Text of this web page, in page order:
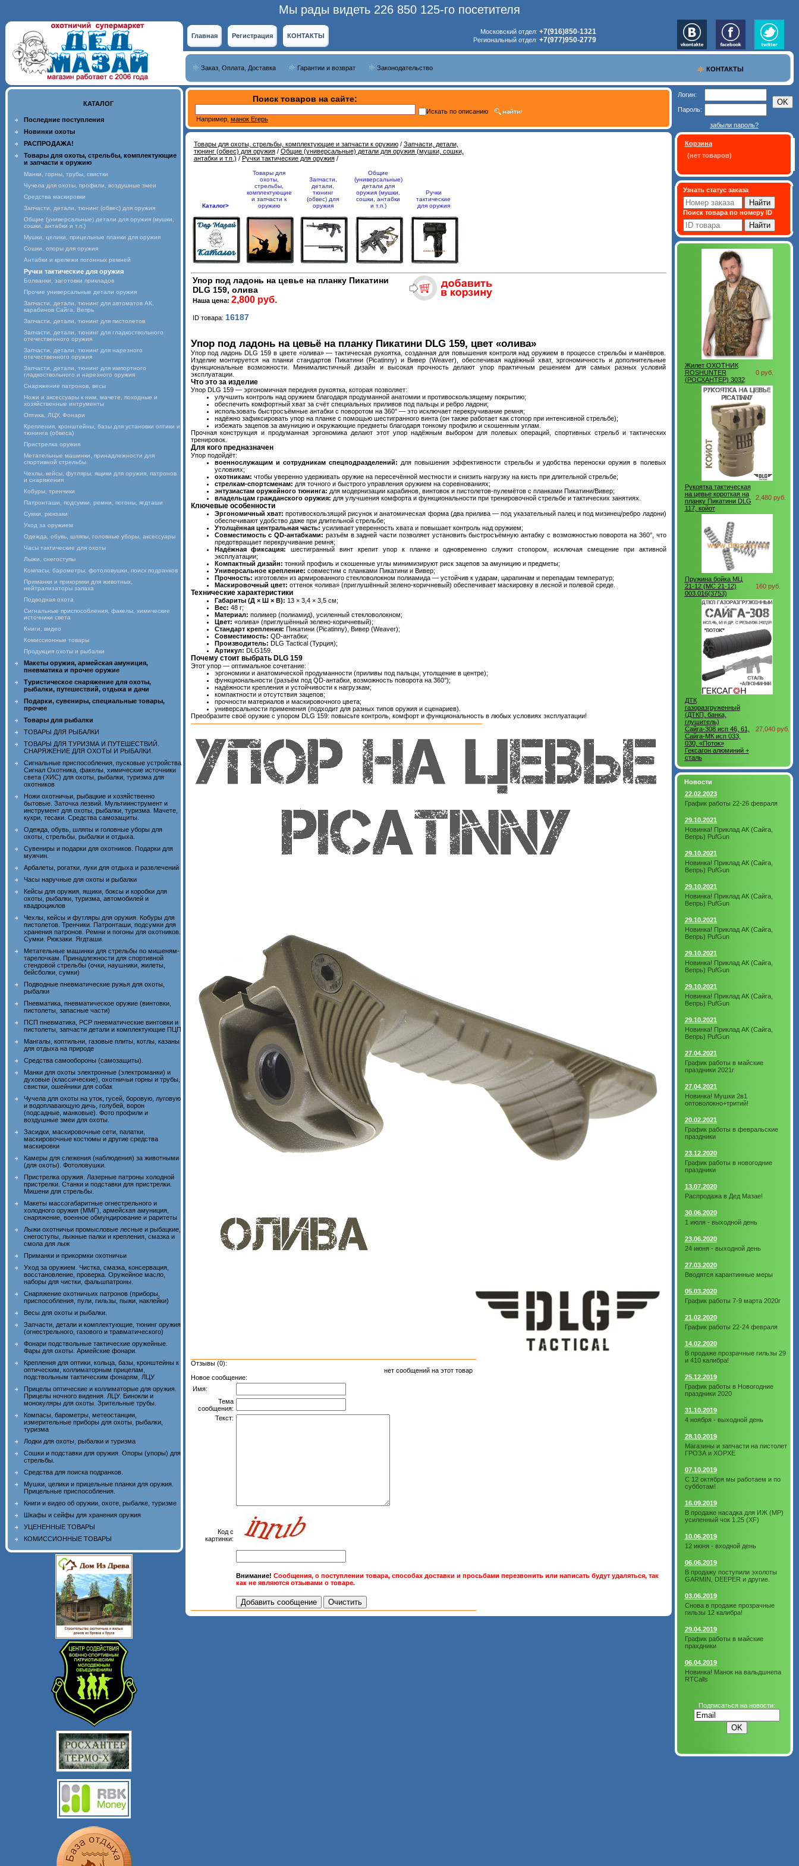
Мы рады видеть 226 850 125-го посетителя
Главная Регистрация КОНТАКТЫ
Московский отдел: +7(916)850-1321
Региональный отдел: +7(977)950-2779
КОНТАКТЫ
Заказ, Оплата, Доставка Гарантии и возврат Законодательство
КАТАЛОГ
Последние поступления
Новинки охоты
РАСПРОДАЖА!
Товары для охоты, стрельбы, комплектующие
и запчасти к оружию
Манки, горны, трубы, свистки
Чучела для охоты, профили, воздушные змеи
Средства маскировки
Запчасти, детали, тюнинг (обвес) для оружия
Общие (универсальные) детали для оружия (мушки,
сошки, антабки и т.п.)
Мушки, целики, прицельные планки для оружия
Сошки, опоры для оружия
Антабки и крепежи погонных ремней
Ручки тактические для оружия
Болванки, заготовки прикладов
Прочие универсальные детали оружия
Запчасти, детали, тюнинг для автоматов АК,
карабинов Сайга, Вепрь
Запчасти, детали, тюнинг для пистолетов
Запчасти, детали, тюнинг для гладкоствольного
отечественного оружия
Запчасти, детали, тюнинг для нарезного
отечественного оружия
Запчасти, детали, тюнинг для импортного
гладкоствольного и нарезного оружия
Снаряжение патронов, весы
Ножи и аксессуары к ним, мачете, походные и
хозяйственные интрументы
Оптика, ЛЦУ, Фонари
Крепления, кронштейны, базы для установки оптики и
тюнинга (обвеса)
Пристрелка оружия
Метательные машинки, принадлежности для
спортивной стрельбы
Чехлы, кейсы, футляры, ящики для оружия, патронов
и снаряжения
Кобуры, тренчики
Патронташи, подсумки, ремни, погоны, ягдташи
Сумки, рюкзаки
Уход за оружием
Одежда, обувь, шляпы, головные уборы, аксессуары
Часы тактические для охоты
Лыжи, снегоступы
Компасы, барометры, фотоловушки, поиск подранков
Приманки и прикормки для животных,
нейтрализаторы запаха
Подводная охота
Сигнальные приспособления, факелы, химические
источники света
Книги, видео
Комиссионные товары
Продукция охоты и рыбалки
Макеты оружия, армейская амуниция,
пневматика и прочее оружие
Туристическое снаряжение для охоты,
рыбалки, путешествий, отдыха и дачи
Подарки, сувениры, специальные товары,
прочее
Товары для рыбалки
ТОВАРЫ ДЛЯ РЫБАЛКИ
ТОВАРЫ ДЛЯ ТУРИЗМА И ПУТЕШЕСТВИЙ.
СНАРЯЖЕНИЕ ДЛЯ ОХОТЫ И РЫБАЛКИ.
Сигнальные приспособления, пусковые устройства
Сигнал Охотника, факелы, химические источники
света (ХИС) для охоты, рыбалки, туризма для
охотников
Ножи охотничьи, рыбацкие и хозяйственно
бытовые. Заточка лезвий. Мультиинструмент и
инструмент для охоты, рыбалки, туризма. Мачете,
кукри, тесаки. Средства самозащиты.
Одежда, обувь, шляпы и головные уборы для
охоты, стрельбы, рыбалки и отдыха.
Сувениры и подарки для охотников. Подарки для
мужчин.
Арбалеты, рогатки, луки для отдыха и развлечений
Часы наручные для охоты и рыбалки
Кейсы для оружия, ящики, боксы и коробки для
охоты, рыбалки, туризма, автомобилей и
квадроциклов
Чехлы, кейсы и футляры для оружия. Кобуры для
пистолетов. Тренчики. Патронташи, подсумки для
хранения патронов. Ремни и погоны для охотников.
Сумки. Рюкзаки. Ягдташи.
Метательные машинки для стрельбы по мишеням-
тарелочкам. Принадлежности для спортивной
стендовой стрельбы (очки, наушники, жилеты,
бейсболки, сумки)
Подводные пневматические ружья для охоты,
рыбалки
Пневматика, пневматическое оружие (винтовки,
пистолеты, запасные части)
ПСП пневматика, PCP пневматические винтовки и
пистолеты, запчасти детали и комплектующие ПЦП
Мангалы, коптильни, газовые плиты, котлы, казаны
для отдыха на природе
Средства самообороны (самозащиты).
Манки для охоты электронные (электроманки) и
духовые (классические), охотничьи горны и трубы,
свистки, ошейники для собак
Чучела для охоты на уток, гусей, боровую, луговую
и водоплавающую дичь, голубей, ворон
(подсадные, манковые). Фото профили и
воздушные змеи для охоты.
Засидки, маскировочные сети, палатки,
маскировочные костюмы и другие средства
маскировки
Камеры для слежения (наблюдения) за животными
(для охоты). Фотоловушки.
Пристрелка оружия. Лазерные патроны холодной
пристрелки. Станки и подставки для пристрелки.
Мишени для стрельбы.
Макеты массогабаритные огнестрельного и
холодного оружия (ММГ), армейская амуниция,
снаряжение, военное обмундирование и раритеты
Лыжи охотничьи промысловые лесные и рыбацкие,
снегоступы, лыжные палки и крепления, смазка и
смола для лыж
Приманки и прикормки охотничьи
Уход за оружием. Чистка, смазка, консервация,
восстановление, проверка. Оружейное масло,
наборы для чистки, фальшпатроны.
Снаряжение охотничьих патронов (приборы,
приспособления, пули, гильзы, пыжи, наклейки)
Весы для охоты и рыбалки.
Запчасти, детали и комплектующие, тюнинг оружия
(огнестрельного, газового и травматического)
Фонари подствольные тактические оружейные.
Фары для охоты. Армейские фонари.
Крепления для оптики, кольца, базы, кронштейны к
оптическим, коллиматорным прицелам,
подствольным тактическим фонарям, ЛЦУ
Прицелы оптические и коллиматорые для оружия.
Прицелы ночного видения. ЛЦУ. Бинокли и
монокуляры для охоты. Зрительные трубы.
Компасы, барометры, метеостанции,
измерительные приборы для охоты, рыбалки,
туризма
Лодки для охоты, рыбалки и туризма
Сошки и подставки для оружия. Опоры (упоры) для
стрельбы.
Средства для поиска подранков.
Мушки, целики и прицельные планки для оружия.
Прицельные приспособления.
Книги и видео об оружии, охоте, рыбалке, туризме
Шкафы и сейфы для хранения оружия
УЦЕНЕННЫЕ ТОВАРЫ
КОМИССИОННЫЕ ТОВАРЫ
Поиск товаров на сайте:
Например, манок Егерь
Искать по описанию
Товары для охоты, стрельбы, комплектующие и запчасти к оружию/ Запчасти, детали,
тюнинг (обвес) для оружия/ Общие (универсальные) детали для оружия (мушки, сошки,
антабки и т.п.) / Ручки тактические для оружия/
Каталог>
Товары для
охоты,
стрельбы,
комплектующие
и запчасти к
оружию
Запчасти,
детали,
тюнинг
(обвес) для
оружия
Общие
(универсальные)
детали для
оружия (мушки,
сошки, антабки
и т.п.)
Ручки
тактические
для оружия
Упор под ладонь на цевье на планку Пикатини
DLG 159, олива
Наша цена: 2,800 руб.
ID товара: 16187
Упор под ладонь на цевьё на планку Пикатини DLG 159, цвет «олива»
Упор под ладонь DLG 159 в цвете «олива» — тактическая рукоятка, созданная для повышения контроля над оружием в процессе стрельбы и манёвров.
Изделие монтируется на планки стандартов Пикатини (Picatinny) и Вивер (Weaver), обеспечивая надёжный хват, эргономичность и дополнительные
функциональные возможности. Минималистичный дизайн и высокая прочность делают упор практичным решением для самых разных условий
эксплуатации.
Что это за изделие
Упор DLG 159 — эргономичная передняя рукоятка, которая позволяет:
улучшить контроль над оружием благодаря продуманной анатомии и противоскользящему покрытию;
обеспечить комфортный хват за счёт специальных приливов под пальцы и ребро ладони;
использовать быстросъёмные антабки с поворотом на 360° — это исключает перекручивание ремня;
надёжно зафиксировать упор на планке с помощью шестигранного винта (он также работает как стопор при интенсивной стрельбе);
избежать зацепов за амуницию и окружающие предметы благодаря тонкому профилю и скошенным углам.
Прочная конструкция и продуманная эргономика делают этот упор надёжным выбором для полевых операций, спортивных стрельб и тактических
тренировок.
Для кого предназначен
Упор подойдёт:
военнослужащим и сотрудникам спецподразделений: для повышения эффективности стрельбы и удобства переноски оружия в полевых
условиях;
охотникам: чтобы уверенно удерживать оружие на пересечённой местности и снизить нагрузку на кисть при длительной стрельбе;
стрелкам‑спортсменам: для точного и быстрого управления оружием на соревнованиях;
энтузиастам оружейного тюнинга: для модернизации карабинов, винтовок и пистолетов‑пулемётов с планками Пикатини/Вивер;
владельцам гражданского оружия: для улучшения комфорта и функциональности при тренировочной стрельбе и тактических занятиях.
Ключевые особенности
Эргономичный хват: противоскользящий рисунок и анатомическая форма (два прилива — под указательный палец и под мизинец/ребро ладони)
обеспечивают удобство даже при длительной стрельбе;
Утолщённая центральная часть: усиливает уверенность хвата и повышает контроль над оружием;
Совместимость с QD‑антабками: разъём в задней части позволяет установить быстросъёмную антабку с возможностью поворота на 360°, что
предотвращает перекручивание ремня;
Надёжная фиксация:
шестигранный винт крепит упор к планке и одновременно служит стопором, исключая смещение при активной
эксплуатации;
Компактный дизайн: тонкий профиль и скошенные углы минимизируют риск зацепов за амуницию и предметы;
Универсальное крепление: совместим с планками Пикатини и Вивер;
Прочность: изготовлен из армированного стекловолокном полиамида — устойчив к ударам, царапинам и перепадам температур;
Маскировочный цвет: оттенок «олива» (приглушённый зелено‑коричневый) обеспечивает маскировку в лесной и полевой среде.
Технические характеристики
Габариты (Д × Ш × В): 13 × 3,4 × 3,5 см;
Вес: 48 г;
Материал: полимер (полиамид), усиленный стекловолокном;
Цвет: «олива» (приглушённый зелено‑коричневый);
Стандарт крепления: Пикатини (Picatinny), Вивер (Weaver);
Совместимость: QD‑антабки;
Производитель: DLG Tactical (Турция);
Артикул: DLG159.
Почему стоит выбрать DLG 159
Этот упор — оптимальное сочетание:
эргономики и анатомической продуманности (приливы под пальцы, утолщение в центре);
функциональности (разъём под QD‑антабки, возможность поворота на 360°);
надёжности крепления и устойчивости к нагрузкам;
компактности и отсутствия зацепов;
прочности материалов и маскировочного цвета;
универсальности применения (подходит для разных типов оружия и сценариев).
Преобразите своё оружие с упором DLG 159: повысьте контроль, комфорт и функциональность в любых условиях эксплуатации!
Отзывы (0):
нет сообщений на этот товар
Новое сообщение:
Имя:
Тема
сообщения:
Текст:
Код с
картинки:
Внимание! Сообщения, о поступлении товара, способах доставки и просьбами перезвонить или написать будут удаляться, так
как не являются отзывами о товаре.
Логин:
Пароль:
забыли пароль?
Корзина
(нет товаров)
Узнать статус заказа
Поиск товара по номеру ID
Жилет ОХОТНИК
ROSHUNTER
(РОСХАНТЕР) 3032
0 руб.
Рукоятка тактическая
на цевье короткая на
планку Пикатини DLG
117, койот
2,480 руб.
Пружина бойка МЦ
21-12 (MC 21-12)
003.016(3753)
160 руб.
ДТК
газоразгруженный
(ДТКП, банка,
глушитель)
Сайга-308 исп 46, 61,
Сайга-МК исп 033,
030, «Поток»
Гексагон алюминий +
сталь
27,040 руб.
Новости
22.02.2023
График работы 22-26 февраля
29.10.2021
Новинка! Приклад АК (Сайга,
Вепрь) PufGun
29.10.2021
Новинка! Приклад АК (Сайга,
Вепрь) PufGun
29.10.2021
Новинка! Приклад АК (Сайга,
Вепрь) PufGun
29.10.2021
Новинка! Приклад АК (Сайга,
Вепрь) PufGun
29.10.2021
Новинка! Приклад АК (Сайга,
Вепрь) PufGun
29.10.2021
Новинка! Приклад АК (Сайга,
Вепрь) PufGun
29.10.2021
Новинка! Приклад АК (Сайга,
Вепрь) PufGun
27.04.2021
График работы в майские
праздники 2021г
27.04.2021
Новинка! Мушки 2в1
оптоволокно+тритий!
20.02.2021
График работы в февральские
праздники
23.12.2020
График работы в новогодние
праздники
13.07.2020
Распродажа в Дед Мазае!
30.06.2020
1 июля - выходной день
23.06.2020
24 июня - выходной день
27.03.2020
Вводятся карантинные меры
05.03.2020
График работы 7-9 марта 2020г
21.02.2020
График работы 22-24 февраля
14.02.2020
В продаже прозрачные гильзы 29
и 410 калибра!
25.12.2019
График работы в Новогодние
праздники 2020
31.10.2019
4 ноября - выходной день
28.10.2019
Магазины и запчасти на пистолет
ГРОЗА и ХОРХЕ
07.10.2019
С 12 октября мы работаем и по
субботам!
16.09.2019
В продаже насадка для ИЖ (МР)
усиленный чок 1.25 (XF)
10.06.2019
12 июня - входной день
06.06.2019
В продажу поступили эхолоты
GARMIN, DEEPER и другие.
03.06.2019
Снова в продаже прозрачные
гильзы 12 калибра!
29.04.2019
График работы в майские
прахдники
06.04.2019
Новинка! Манок на вальдшнепа
RTCalls
Подписаться на новости: